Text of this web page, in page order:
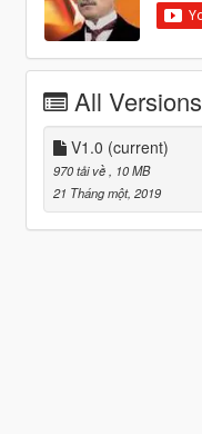
All Versions
V1.0 (current)
970 tải về
, 10 MB
21 Tháng một, 2019